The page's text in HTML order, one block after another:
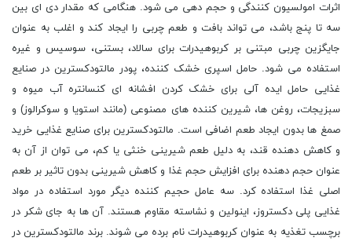
اثرات امولسیون کنندگی و حجم دهی می شود. هنگامی که مقدار دی ای بین
سه تا پنج باشد، می تواند بافت و طعم چربی را ایجاد کند و اغلب به عنوان
جایگزین چربی مبتنی بر کربوهیدرات برای سالاد، بستنی، سوسیس و غیره
استفاده می شود. حامل اسپری خشک کننده، پودر مالتودکسترین در صنایع
غذایی حامل ایده آلی برای خشک کردن افشانه ای کنسانتره آب میوه و
سبزیجات، روغن ها، شیرین کننده های مصنوعی (مانند استویا و سوکرالوز) و
صمغ ها بدون ایجاد طعم اضافی است. مالتودکسترین برای صنایع غذایی خرید
و کاهش دهنده قند، به دلیل طعم شیرینی خنثی یا کم، می توان از آن به
عنوان حجم دهنده برای افزایش حجم غذا و کاهش شیرینی بدون تاثیر بر طعم
اصلی غذا استفاده کرد. سه عامل حجیم کننده دیگر مورد استفاده در مواد
غذایی پلی دکستروز، اینولین و نشاسته مقاوم هستند. آن ها به جای شکر در
برچسب تغذیه به عنوان کربوهیدرات نام برده می شوند. برند مالتودکسترین در